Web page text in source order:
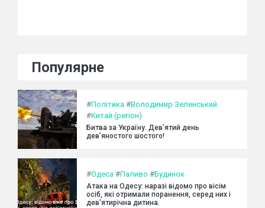
Популярне
#Політика #Володимир Зеленський
#Китай (регіон)
Битва за Україну. Дев’ятий день
дев’яностого шостого!
#Одеса #Паливо #Будинок
Атака на Одесу: наразі відомо про вісім
осіб, які отримали поранення, серед них і
дев'ятирічна дитина.